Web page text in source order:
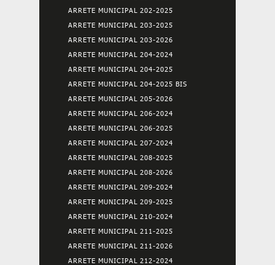
ARRETE MUNICIPAL 202-2025
ARRETE MUNICIPAL 203-2025
ARRETE MUNICIPAL 203-2026
ARRETE MUNICIPAL 204-2024
ARRETE MUNICIPAL 204-2025
ARRETE MUNICIPAL 204-2025 BIS
ARRETE MUNICIPAL 205-2026
ARRETE MUNICIPAL 206-2024
ARRETE MUNICIPAL 206-2025
ARRETE MUNICIPAL 207-2024
ARRETE MUNICIPAL 208-2025
ARRETE MUNICIPAL 208-2026
ARRETE MUNICIPAL 209-2024
ARRETE MUNICIPAL 209-2025
ARRETE MUNICIPAL 210-2024
ARRETE MUNICIPAL 211-2025
ARRETE MUNICIPAL 211-2026
ARRETE MUNICIPAL 212-2024